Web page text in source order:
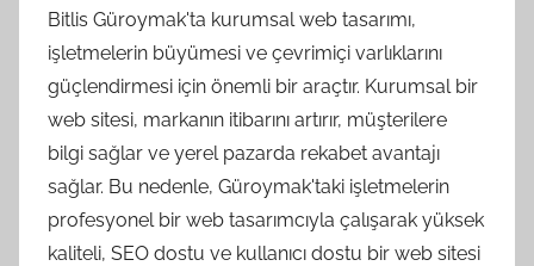
Bitlis Güroymak'ta kurumsal web tasarımı,
işletmelerin büyümesi ve çevrimiçi varlıklarını
güçlendirmesi için önemli bir araçtır. Kurumsal bir
web sitesi, markanın itibarını artırır, müşterilere
bilgi sağlar ve yerel pazarda rekabet avantajı
sağlar. Bu nedenle, Güroymak'taki işletmelerin
profesyonel bir web tasarımcıyla çalışarak yüksek
kaliteli, SEO dostu ve kullanıcı dostu bir web sitesi